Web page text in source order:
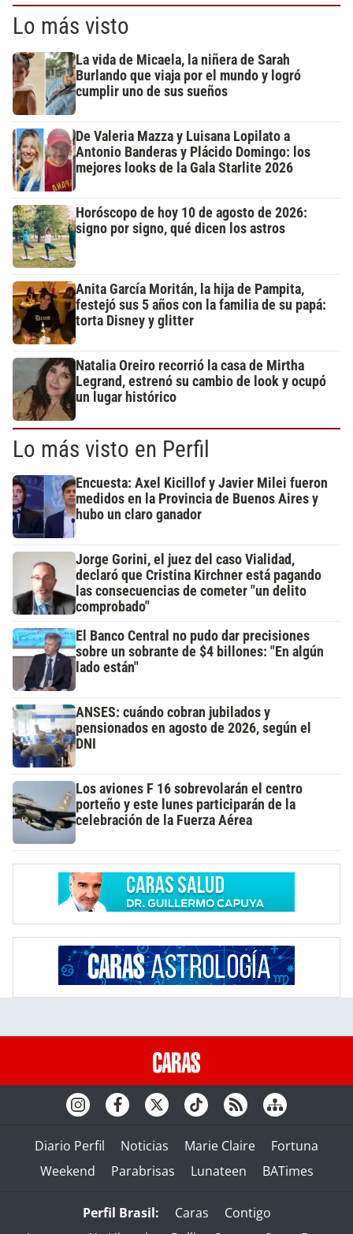
Lo más visto
La vida de Micaela, la niñera de Sarah
Burlando que viaja por el mundo y logró
cumplir uno de sus sueños
De Valeria Mazza y Luisana Lopilato a
Antonio Banderas y Plácido Domingo: los
mejores looks de la Gala Starlite 2026
Horóscopo de hoy 10 de agosto de 2026:
signo por signo, qué dicen los astros
Anita García Moritán, la hija de Pampita,
festejó sus 5 años con la familia de su papá:
torta Disney y glitter
Natalia Oreiro recorrió la casa de Mirtha
Legrand, estrenó su cambio de look y ocupó
un lugar histórico
Lo más visto en Perfil
Encuesta: Axel Kicillof y Javier Milei fueron
medidos en la Provincia de Buenos Aires y
hubo un claro ganador
Jorge Gorini, el juez del caso Vialidad,
declaró que Cristina Kirchner está pagando
las consecuencias de cometer "un delito
comprobado"
El Banco Central no pudo dar precisiones
sobre un sobrante de $4 billones: "En algún
lado están"
ANSES: cuándo cobran jubilados y
pensionados en agosto de 2026, según el
DNI
Los aviones F 16 sobrevolarán el centro
porteño y este lunes participarán de la
celebración de la Fuerza Aérea
Diario Perfil Noticias Marie Claire
Fortuna
Weekend
Parabrisas Lunateen BATimes
Perfil Brasil: Caras
Contigo